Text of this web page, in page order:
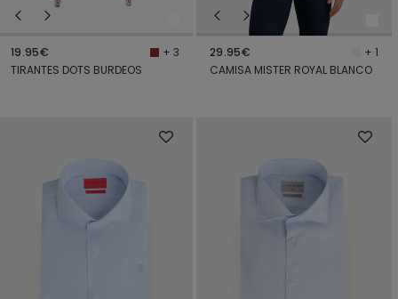
19.95€
+ 3
TIRANTES DOTS BURDEOS
29.95€
+ 1
CAMISA MISTER ROYAL BLANCO